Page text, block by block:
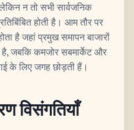
न तो सभी सार्वजनिक
होती है। आम तौर पर
है जहां प्रमुख समापन बाजारों
है, जबकि कमजोर सबमार्केट और
के लिए जगह छोड़ती हैं।
विसंगतियाँ